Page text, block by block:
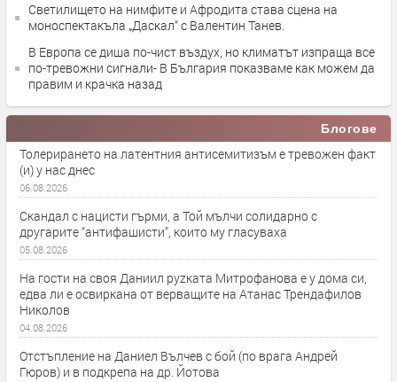
Светилището на нимфите и Афродита става сцена на
моноспектакъла „Даскал“ с Валентин Танев.
В Европа се диша по-чист въздух, но климатът изпраща все
по-тревожни сигнали- В България показваме как можем да
правим и крачка назад
Блогове
Толерирането на латентния антисемитизъм е тревожен факт
(и) у нас днес
06.08.2026
Скандал с нацисти гърми, а Той мълчи солидарно с
другарите “антифашисти”, които му гласуваха
05.08.2026
На гости на своя Даниил руzката Митрофанова е у дома си,
едва ли е освиркана от верващите на Атанас Трендафилов
Николов
04.08.2026
Отстъпление на Даниел Вълчев с бой (по врага Андрей
Гюров) и в подкрепа на др. Йотова